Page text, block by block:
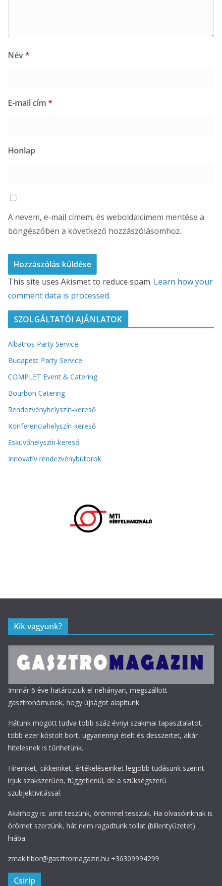
Név*
E-mail cím *
Honlap
A nevem, e-mail címem, és weboldalcímem mentése a
böngészőben a következő hozzászólásomhoz.
This site uses Akismet to reduce spam. Learn how your
comment data is processed.
SZOLGÁLTATÓI AJÁNLATOK
Albatros Party Service
Budapest Party Service
COMPLET Event & Catering
Bourbon Catering
Rendezvényhelyszín-kereső
Konferenciahelyszín-kereső
Esküvőhelyszín-kereső
Innovatív rendezvénybútorok
Kik vagyunk?
Immár 6 éve határoztuk el néhányan, megszállott
gasztronómusok, hogy újságot alapítunk.
Hátunk mögött tudva több száz évnyi szakmai tapasztalatot,
több ezer kóstolt bort, ugyanennyi ételt és desszertet, akár
hitelesnek is tűnhetünk.
Híreinket, cikkeinket, értékeléseinket legjobb tudásunk szerint
írjuk szakszerűen, függetlenül, de a szükségszerű
szubjektivitással.
Akárhogy is: amit teszünk, örömmel tesszük. Ha olvasóinknak is
örömet szerzünk, hát nem ragadtunk tollat (billentyűzetet)
hiába.
zmak.tibor@gasztromagazin.hu +36309994299
Csirip